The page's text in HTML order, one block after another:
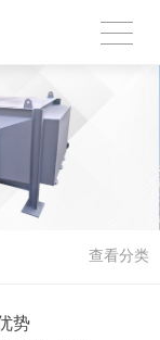
查看分类
势